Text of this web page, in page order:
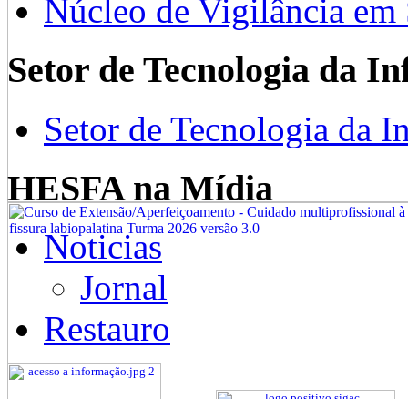
Núcleo de Vigilância em
Setor de Tecnologia da
Setor de Tecnologia da
HESFA na Mídia
Noticias
Jornal
Restauro